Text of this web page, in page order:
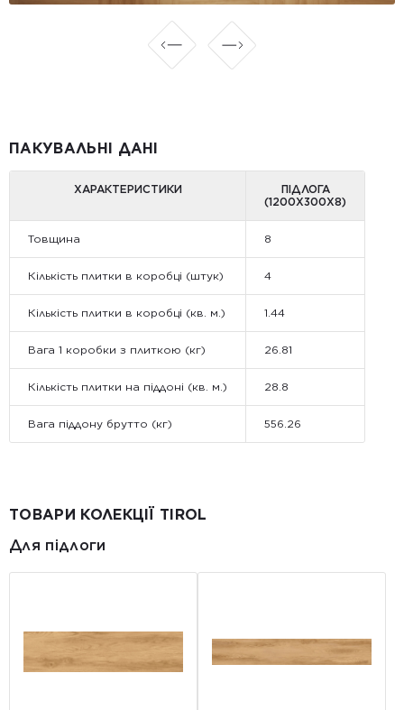
ПАКУВАЛЬНІ ДАНІ
ХАРАКТЕРИСТИКИ
ПІДЛОГА
(1200Х300Х8)
Товщина 8
Кількість плитки в коробці (штук) 4
Кількість плитки в коробці (кв. м.) 1.44
Вага 1 коробки з плиткою (кг) 26.81
Кількість плитки на піддоні (кв. м.) 28.8
Вага піддону брутто (кг) 556.26
ТОВАРИ КОЛЕКЦІЇ TIROL
Для підлоги